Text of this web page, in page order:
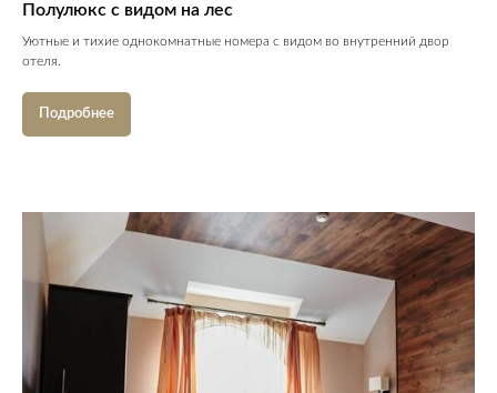
Полулюкс с видом на лес
Уютные и тихие однокомнатные номера с видом во внутренний двор
отеля.
Подробнее